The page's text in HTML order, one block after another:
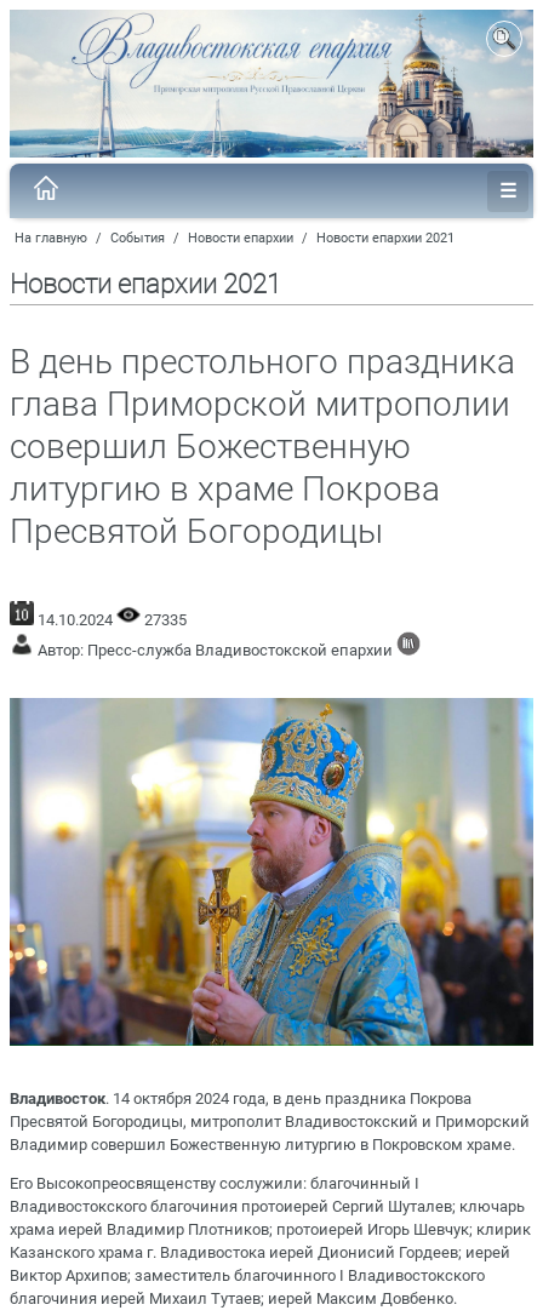
На главную / События / Новости епархии / Новости епархии 2021
Новости епархии 2021
В день престольного праздника
глава Приморской митрополии
совершил Божественную
литургию в храме Покрова
Пресвятой Богородицы
14.10.2024
27335
Автор: Пресс-служба Владивостокской епархии
Владивосток. 14 октября 2024 года, в день праздника Покрова
Пресвятой Богородицы, митрополит Владивостокский и Приморский
Владимир совершил Божественную литургию в Покровском храме.
Его Высокопреосвященству сослужили: благочинный I
Владивостокского благочиния протоиерей Сергий Шуталев; ключарь
храма иерей Владимир Плотников; протоиерей Игорь Шевчук; клирик
Казанского храма г. Владивостока иерей Дионисий Гордеев; иерей
Виктор Архипов; заместитель благочинного I Владивостокского
благочиния иерей Михаил Тутаев; иерей Максим Довбенко.